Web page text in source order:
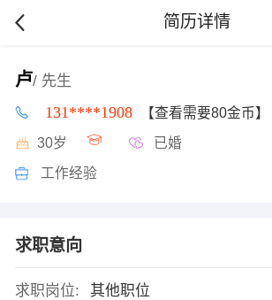
简历详情
卢/ 先生
131****1908 【查看需要80金币】
30岁 已婚
工作经验
求职意向
求职岗位:
其他职位